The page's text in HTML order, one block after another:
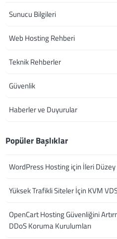
Sunucu Bilgileri
Web Hosting Rehberi
Teknik Rehberler
Güvenlik
Haberler ve Duyurular
Popüler Başlıklar
WordPress Hosting için İleri
Yüksek Trafikli Siteler İçin KVM
OpenCart Hosting Güvenliğini
DDoS Koruma Kurulumları